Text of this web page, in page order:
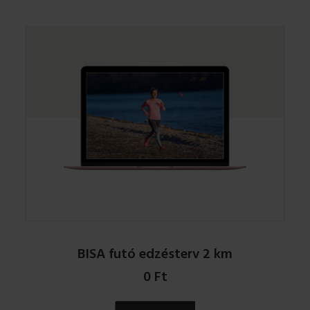
BISA futó edzésterv 2 km
0Ft